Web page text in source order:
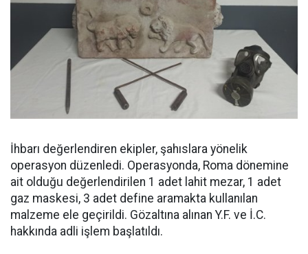
İhbarı değerlendiren ekipler, şahıslara yönelik
operasyon düzenledi. Operasyonda, Roma dönemine
ait olduğu değerlendirilen 1 adet lahit mezar, 1 adet
gaz maskesi, 3 adet define aramakta kullanılan
malzeme ele geçirildi. Gözaltına alınan Y.F. ve İ.C.
hakkında adli işlem başlatıldı.